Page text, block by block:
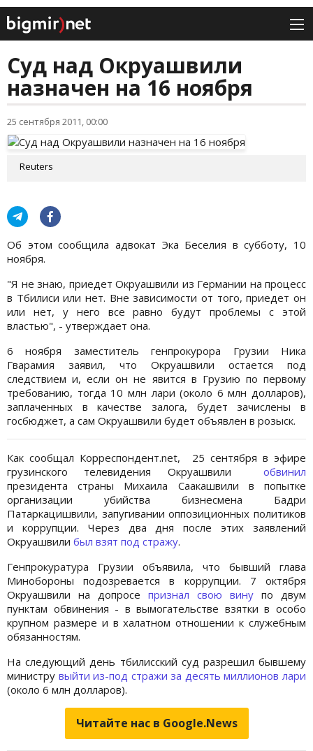
Суд над Окруашвили
назначен на 16 ноября
25 сентября 2011, 00:00
Reuters
Об этом сообщила адвокат Эка Беселия в субботу, 10
ноября.
"Я не знаю, приедет Окруашвили из Германии на процесс
в Тбилиси или нет. Вне зависимости от того, приедет он
или нет, у него все равно будут проблемы с этой
властью", - утверждает она.
6 ноября заместитель генпрокурора Грузии Ника
Гварамия заявил, что Окруашвили остается под
следствием и, если он не явится в Грузию по первому
требованию, тогда 10 млн лари (около 6 млн долларов),
заплаченных в качестве залога, будет зачислены в
госбюджет, а сам Окруашвили будет объявлен в розыск.
Как сообщал Корреспондент.net, 25 сентября в эфире
грузинского телевидения Окруашвили обвинил
президента страны Михаила Саакашвили в попытке
организации убийства бизнесмена Бадри
Патаркацишвили, запугивании оппозиционных политиков
и коррупции. Через два дня после этих заявлений
Окруашвили был взят под стражу.
Генпрокуратура Грузии объявила, что бывший глава
Минобороны подозревается в коррупции. 7 октября
Окруашвили на допросе признал свою вину по двум
пунктам обвинения - в вымогательстве взятки в особо
крупном размере и в халатном отношении к служебным
обязанностям.
На следующий день тбилисский суд разрешил бывшему
министру выйти из-под стражи за десять миллионов лари
(около 6 млн долларов).
Читайте нас в Google.News